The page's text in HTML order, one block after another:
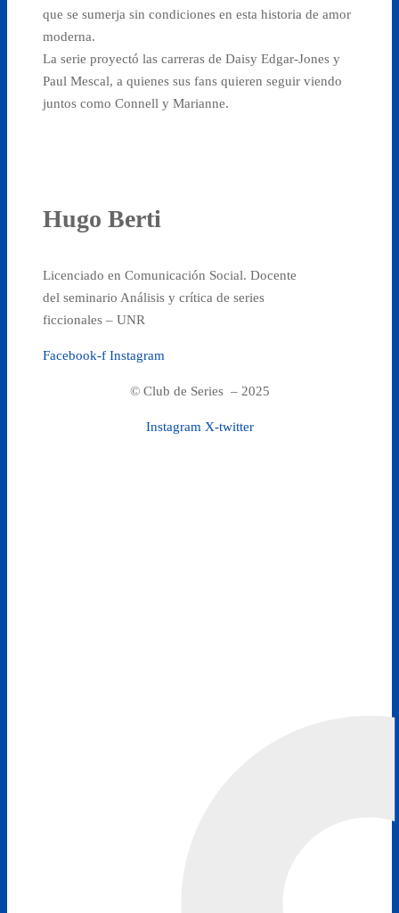
que se sumerja sin condiciones en esta historia de amor
moderna.
La serie proyectó las carreras de Daisy Edgar-Jones y
Paul Mescal, a quienes sus fans quieren seguir viendo
juntos como Connell y Marianne.
Hugo Berti
Licenciado en Comunicación Social. Docente
del seminario Análisis y crítica de series
ficcionales – UNR
Facebook-f Instagram
© Club de Series – 2025
Instagram X-twitter